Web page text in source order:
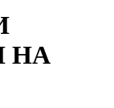
НА